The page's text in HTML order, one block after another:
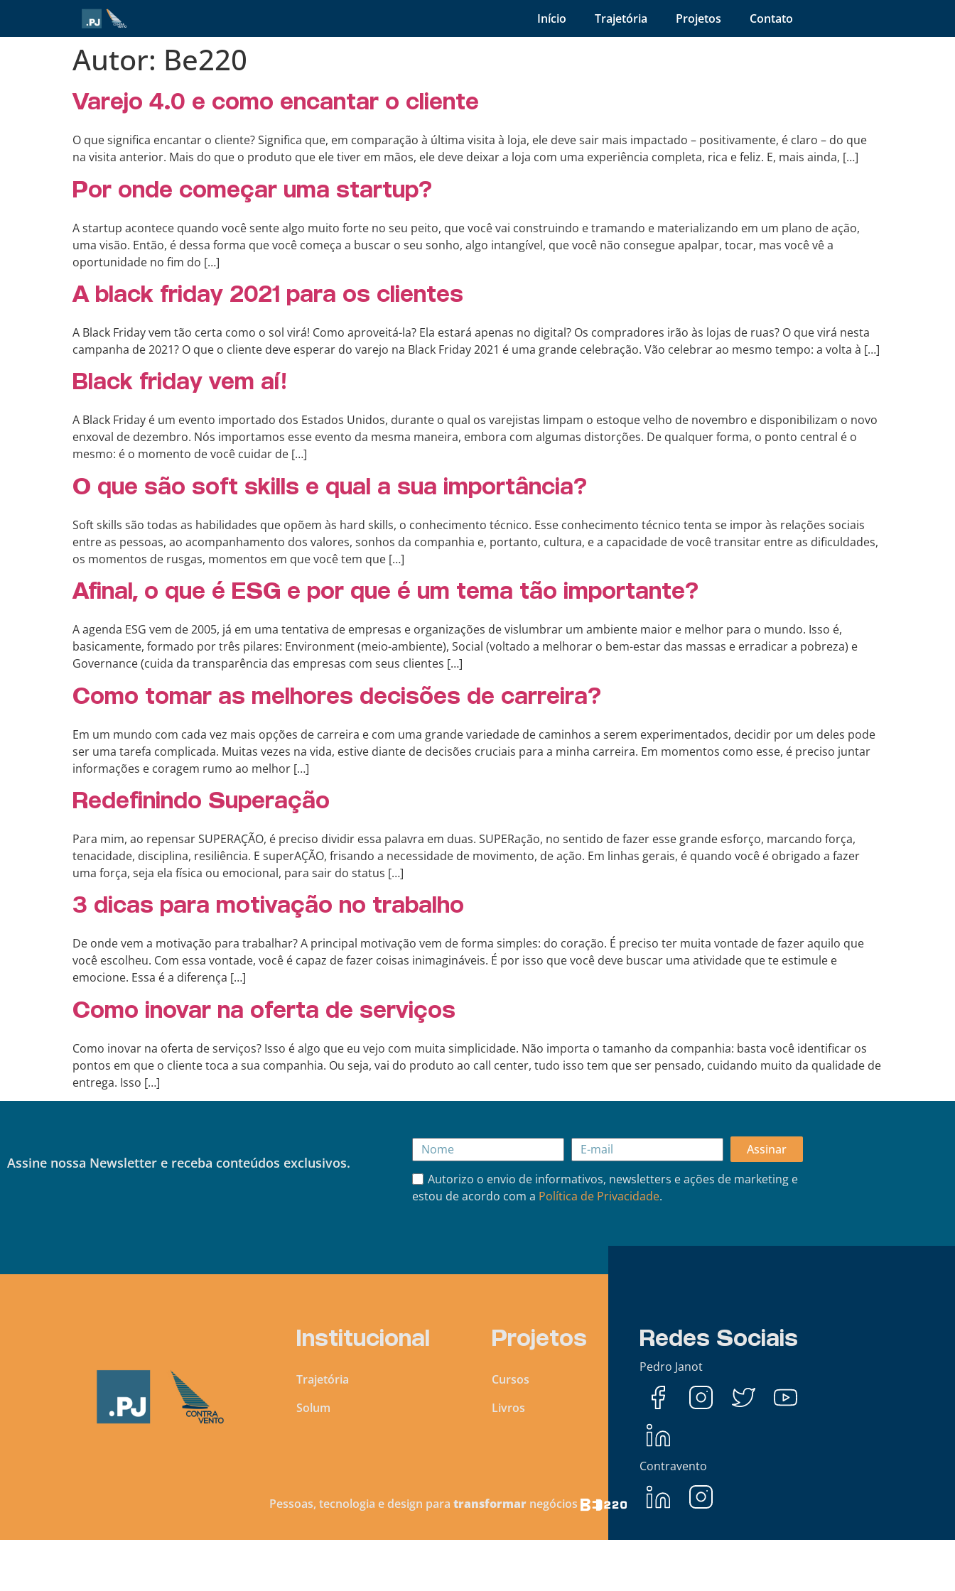
Início Trajetória Projetos Contato
Autor: Be220
Varejo 4.0 e como encantar o cliente
O que significa encantar o cliente? Significa que, em comparação à última visita à loja, ele deve sair mais impactado – positivamente, é claro – do que
na visita anterior. Mais do que o produto que ele tiver em mãos, ele deve deixar a loja com uma experiência completa, rica e feliz. E, mais ainda, […]
Por onde começar uma startup?
A startup acontece quando você sente algo muito forte no seu peito, que você vai construindo e tramando e materializando em um plano de ação,
uma visão. Então, é dessa forma que você começa a buscar o seu sonho, algo intangível, que você não consegue apalpar, tocar, mas você vê a
oportunidade no fim do […]
A black friday 2021 para os clientes
A Black Friday vem tão certa como o sol virá! Como aproveitá-la? Ela estará apenas no digital? Os compradores irão às lojas de ruas? O que virá nesta
campanha de 2021? O que o cliente deve esperar do varejo na Black Friday 2021 é uma grande celebração. Vão celebrar ao mesmo tempo: a volta à […]
Black friday vem aí!
A Black Friday é um evento importado dos Estados Unidos, durante o qual os varejistas limpam o estoque velho de novembro e disponibilizam o novo
enxoval de dezembro. Nós importamos esse evento da mesma maneira, embora com algumas distorções. De qualquer forma, o ponto central é o
mesmo: é o momento de você cuidar de […]
O que são soft skills e qual a sua importância?
Soft skills são todas as habilidades que opõem às hard skills, o conhecimento técnico. Esse conhecimento técnico tenta se impor às relações sociais
entre as pessoas, ao acompanhamento dos valores, sonhos da companhia e, portanto, cultura, e a capacidade de você transitar entre as dificuldades,
os momentos de rusgas, momentos em que você tem que […]
Afinal, o que é ESG e por que é um tema tão importante?
A agenda ESG vem de 2005, já em uma tentativa de empresas e organizações de vislumbrar um ambiente maior e melhor para o mundo. Isso é,
basicamente, formado por três pilares: Environment (meio-ambiente), Social (voltado a melhorar o bem-estar das massas e erradicar a pobreza) e
Governance (cuida da transparência das empresas com seus clientes […]
Como tomar as melhores decisões de carreira?
Em um mundo com cada vez mais opções de carreira e com uma grande variedade de caminhos a serem experimentados, decidir por um deles pode
ser uma tarefa complicada. Muitas vezes na vida, estive diante de decisões cruciais para a minha carreira. Em momentos como esse, é preciso juntar
informações e coragem rumo ao melhor […]
Redefinindo Superação
Para mim, ao repensar SUPERAÇÃO, é preciso dividir essa palavra em duas. SUPERação, no sentido de fazer esse grande esforço, marcando força,
tenacidade, disciplina, resiliência. E superAÇÃO, frisando a necessidade de movimento, de ação. Em linhas gerais, é quando você é obrigado a fazer
uma força, seja ela física ou emocional, para sair do status […]
3 dicas para motivação no trabalho
De onde vem a motivação para trabalhar? A principal motivação vem de forma simples: do coração. É preciso ter muita vontade de fazer aquilo que
você escolheu. Com essa vontade, você é capaz de fazer coisas inimagináveis. É por isso que você deve buscar uma atividade que te estimule e
emocione. Essa é a diferença […]
Como inovar na oferta de serviços
Como inovar na oferta de serviços? Isso é algo que eu vejo com muita simplicidade. Não importa o tamanho da companhia: basta você identificar os
pontos em que o cliente toca a sua companhia. Ou seja, vai do produto ao call center, tudo isso tem que ser pensado, cuidando muito da qualidade de
entrega. Isso […]
Assine nossa Newsletter e receba conteúdos exclusivos.
Autorizo o envio de informativos, newsletters e ações de marketing e
estou de acordo com a Política de Privacidade.
Assinar
Institucional
Trajetória
Solum
Projetos
Cursos
Livros
Redes Sociais
Pedro Janot
Contravento
Pessoas, tecnologia e design para transformarnegócios